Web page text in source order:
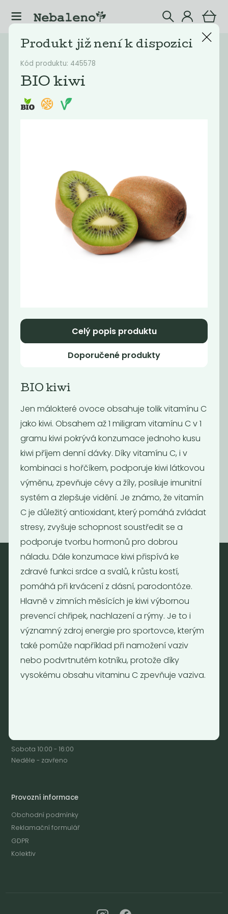
Katalog Vyřazené
Filtrovat produkty
Jáhlové piškoty
Momentálně
Hummus s
česnekem, 140 g
45Kč
Hummus s
uzenou
paprikou, 140 g
45Kč
Nebaleno
Nebaleno s.r.o.
Bezobalové vegan potraviny
drogerie a minikavárna
Jaromírova 495/16
Praha 2 - Nusle
128 00
Tel.: (+420) 723 736 413
Pondělí - Pátek 12:00 - 19:30
Sobota 10:00 - 16:00
Neděle - zavřeno
Provozní informace
Obchodní podmínky
Reklamační formulář
GDPR
Kolektiv
Kód produktu: 445578
BIO kiwi
Produkt již není k dispozici
Celý popis produktu
Doporučené produkty
BIO kiwi
Jen málokteré ovoce obsahuje tolik vitamínu C
jako kiwi. Obsahem až 1 miligram vitamínu C v 1
gramu kiwi pokrývá konzumace jednoho kusu
kiwi příjem denní dávky. Díky vitamínu C, i v
kombinaci s hořčíkem, podporuje kiwi látkovou
výměnu, zpevňuje cévy a žíly, posiluje imunitní
systém a zlepšuje vidění. Je známo, že vitamín
C je důležitý antioxidant, který pomáhá zvládat
stresy, zvyšuje schopnost soustředit se a
podporuje tvorbu hormonů pro dobrou
náladu. Dále konzumace kiwi přispívá ke
zdravé funkci srdce a svalů, k růstu kostí,
pomáhá při krvácení z dásní, parodontóze.
Hlavně v zimních měsících je kiwi výbornou
prevencí chřipek, nachlazení a rýmy. Je to i
významný zdroj energie pro sportovce, kterým
také pomůže například při namožení vaziv
nebo podvrtnutém kotníku, protože díky
vysokému obsahu vitaminu C zpevňuje vaziva.